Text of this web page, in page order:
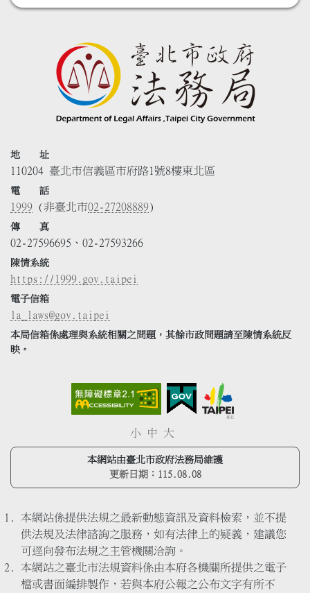
地 址
110204 臺北市信義區市府路1號8樓東北區
電 話
1999 (非臺北市02-27208889)
傳 真
02-27596695、02-27593266
陳情系統
https://1999.gov.taipei
電子信箱
la_laws@gov.taipei
本局信箱係處理與系統相關之問題，其餘市政問題請至陳情系統反
映。
小 中 大
本網站由臺北市政府法務局維護
更新日期： 115.08.08
本網站係提供法規之最新動態資訊及資料檢索，並不提
供法規及法律諮詢之服務，如有法律上的疑義，建議您
可逕向發布法規之主管機關洽詢。
本網站之臺北市法規資料係由本府各機關所提供之電子
檔或書面編排製作，若與本府公報之公布文字有所不